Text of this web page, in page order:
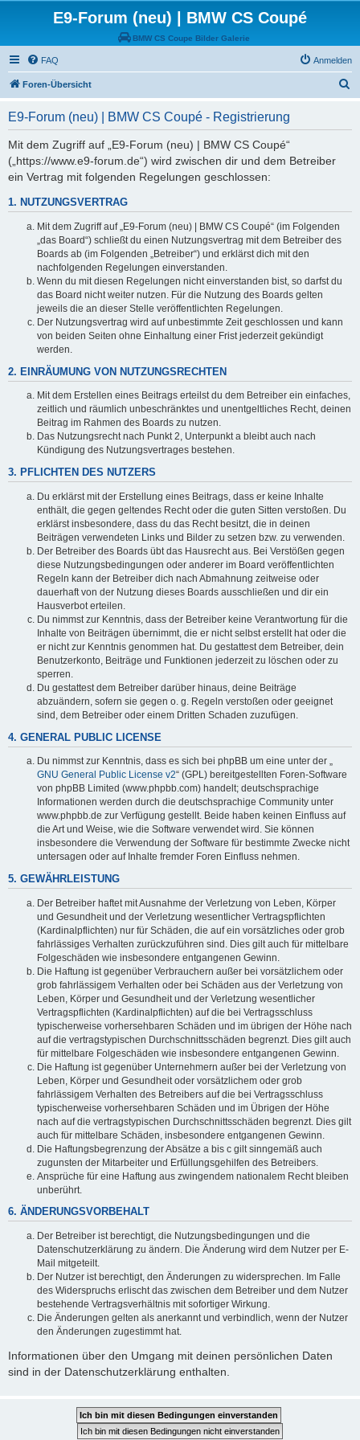
E9-Forum (neu) | BMW CS Coupé
BMW CS Coupe Bilder Galerie
FAQ Anmelden
Foren-Übersicht
E9-Forum (neu) | BMW CS Coupé - Registrierung
Mit dem Zugriff auf „E9-Forum (neu) | BMW CS Coupé“
(„https://www.e9-forum.de“) wird zwischen dir und dem Betreiber
ein Vertrag mit folgenden Regelungen geschlossen:
1. NUTZUNGSVERTRAG
Mit dem Zugriff auf „E9-Forum (neu) | BMW CS Coupé“ (im Folgenden
„das Board“) schließt du einen Nutzungsvertrag mit dem Betreiber des
Boards ab (im Folgenden „Betreiber“) und erklärst dich mit den
nachfolgenden Regelungen einverstanden.
Wenn du mit diesen Regelungen nicht einverstanden bist, so darfst du
das Board nicht weiter nutzen. Für die Nutzung des Boards gelten
jeweils die an dieser Stelle veröffentlichten Regelungen.
Der Nutzungsvertrag wird auf unbestimmte Zeit geschlossen und kann
von beiden Seiten ohne Einhaltung einer Frist jederzeit gekündigt
werden.
2. EINRÄUMUNG VON NUTZUNGSRECHTEN
Mit dem Erstellen eines Beitrags erteilst du dem Betreiber ein einfaches,
zeitlich und räumlich unbeschränktes und unentgeltliches Recht, deinen
Beitrag im Rahmen des Boards zu nutzen.
Das Nutzungsrecht nach Punkt 2, Unterpunkt a bleibt auch nach
Kündigung des Nutzungsvertrages bestehen.
3. PFLICHTEN DES NUTZERS
Du erklärst mit der Erstellung eines Beitrags, dass er keine Inhalte
enthält, die gegen geltendes Recht oder die guten Sitten verstoßen. Du
erklärst insbesondere, dass du das Recht besitzt, die in deinen
Beiträgen verwendeten Links und Bilder zu setzen bzw. zu verwenden.
Der Betreiber des Boards übt das Hausrecht aus. Bei Verstößen gegen
diese Nutzungsbedingungen oder anderer im Board veröffentlichten
Regeln kann der Betreiber dich nach Abmahnung zeitweise oder
dauerhaft von der Nutzung dieses Boards ausschließen und dir ein
Hausverbot erteilen.
Du nimmst zur Kenntnis, dass der Betreiber keine Verantwortung für die
Inhalte von Beiträgen übernimmt, die er nicht selbst erstellt hat oder die
er nicht zur Kenntnis genommen hat. Du gestattest dem Betreiber, dein
Benutzerkonto, Beiträge und Funktionen jederzeit zu löschen oder zu
sperren.
Du gestattest dem Betreiber darüber hinaus, deine Beiträge
abzuändern, sofern sie gegen o. g. Regeln verstoßen oder geeignet
sind, dem Betreiber oder einem Dritten Schaden zuzufügen.
4. GENERAL PUBLIC LICENSE
Du nimmst zur Kenntnis, dass es sich bei phpBB um eine unter der „
GNU General Public License v2“ (GPL) bereitgestellten Foren-Software
von phpBB Limited (www.phpbb.com) handelt; deutschsprachige
Informationen werden durch die deutschsprachige Community unter
www.phpbb.de zur Verfügung gestellt. Beide haben keinen Einfluss auf
die Art und Weise, wie die Software verwendet wird. Sie können
insbesondere die Verwendung der Software für bestimmte Zwecke nicht
untersagen oder auf Inhalte fremder Foren Einfluss nehmen.
5. GEWÄHRLEISTUNG
Der Betreiber haftet mit Ausnahme der Verletzung von Leben, Körper
und Gesundheit und der Verletzung wesentlicher Vertragspflichten
(Kardinalpflichten) nur für Schäden, die auf ein vorsätzliches oder grob
fahrlässiges Verhalten zurückzuführen sind. Dies gilt auch für mittelbare
Folgeschäden wie insbesondere entgangenen Gewinn.
Die Haftung ist gegenüber Verbrauchern außer bei vorsätzlichem oder
grob fahrlässigem Verhalten oder bei Schäden aus der Verletzung von
Leben, Körper und Gesundheit und der Verletzung wesentlicher
Vertragspflichten (Kardinalpflichten) auf die bei Vertragsschluss
typischerweise vorhersehbaren Schäden und im übrigen der Höhe nach
auf die vertragstypischen Durchschnittsschäden begrenzt. Dies gilt auch
für mittelbare Folgeschäden wie insbesondere entgangenen Gewinn.
Die Haftung ist gegenüber Unternehmern außer bei der Verletzung von
Leben, Körper und Gesundheit oder vorsätzlichem oder grob
fahrlässigem Verhalten des Betreibers auf die bei Vertragsschluss
typischerweise vorhersehbaren Schäden und im Übrigen der Höhe
nach auf die vertragstypischen Durchschnittsschäden begrenzt. Dies gilt
auch für mittelbare Schäden, insbesondere entgangenen Gewinn.
Die Haftungsbegrenzung der Absätze a bis c gilt sinngemäß auch
zugunsten der Mitarbeiter und Erfüllungsgehilfen des Betreibers.
Ansprüche für eine Haftung aus zwingendem nationalem Recht bleiben
unberührt.
6. ÄNDERUNGSVORBEHALT
Der Betreiber ist berechtigt, die Nutzungsbedingungen und die
Datenschutzerklärung zu ändern. Die Änderung wird dem Nutzer per E-
Mail mitgeteilt.
Der Nutzer ist berechtigt, den Änderungen zu widersprechen. Im Falle
des Widerspruchs erlischt das zwischen dem Betreiber und dem Nutzer
bestehende Vertragsverhältnis mit sofortiger Wirkung.
Die Änderungen gelten als anerkannt und verbindlich, wenn der Nutzer
den Änderungen zugestimmt hat.
Informationen über den Umgang mit deinen persönlichen Daten
sind in der Datenschutzerklärung enthalten.